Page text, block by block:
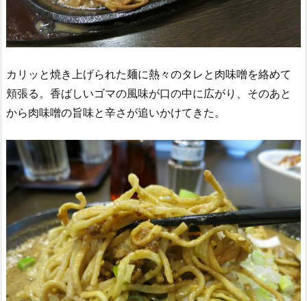
カリッと焼き上げられた麺に熱々のタレと肉味噌を絡めて
頬張る。香ばしいゴマの風味が口の中に広がり、そのあと
から肉味噌の旨味と辛さが追いかけてきた。